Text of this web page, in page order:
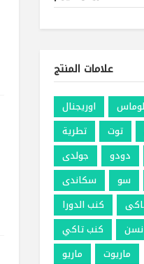
علامات المنتج
اوريجنال
تطرية
توت
جولدى
دودو
سكاندى
سو
كنب الدورا
كنب تاكي
ماريو
ماريوت